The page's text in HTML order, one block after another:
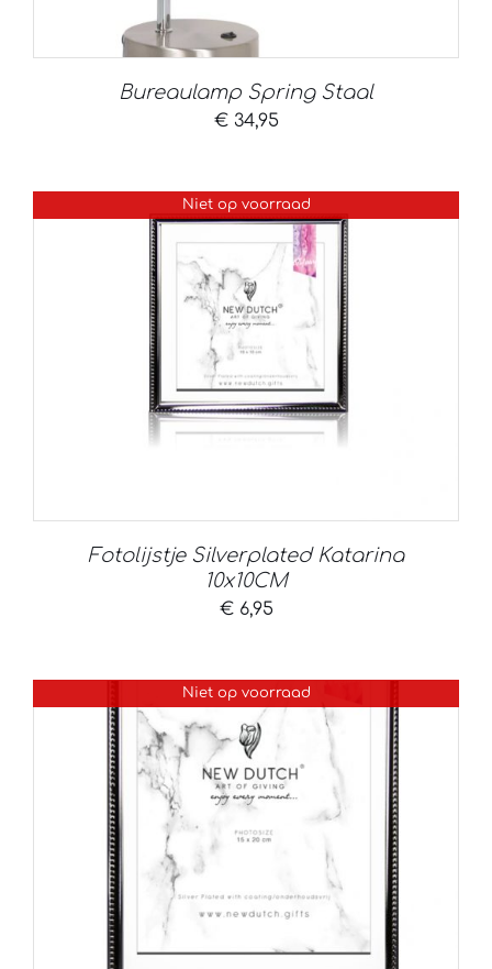
Bureaulamp Spring Staal
€34,95
Niet op voorraad
Fotolijstje Silverplated Katarina
10x10CM
€6,95
Niet op voorraad